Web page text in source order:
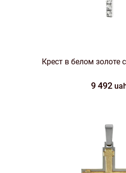
Крест в белом золоте
9 492